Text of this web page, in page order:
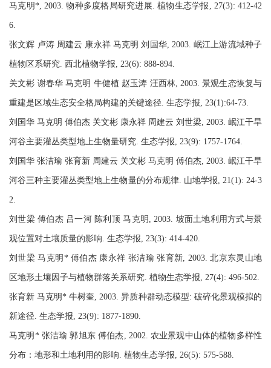
马克明*, 2003. 物种多度格局研究进展. 植物生态学报, 27(3): 412-42
6.
张文辉 卢涛 周建云 康永祥 马克明 刘国华, 2003. 岷江上游流域种子
植物区系研究. 西北植物学报, 23(6): 888-894.
关文彬 谢春华 马克明 牛健植 赵玉涛 汪西林, 2003. 景观生态恢复与
重建是区域生态安全格局构建的关键途径. 生态学报, 23(1):64-73.
刘国华 马克明 傅伯杰 关文彬 康永祥 周建云 刘世梁, 2003. 岷江干旱
河谷主要灌丛类型地上生物量研究. 生态学报, 23(9): 1757-1764.
刘国华 张洁瑜 张育新 周建云 关文彬 马克明 傅伯杰, 2003. 岷江干旱
河谷三种主要灌丛类型地上生物量的分布规律. 山地学报, 21(1): 24-3
2.
刘世梁 傅伯杰 吕一河 陈利顶 马克明, 2003. 坡面土地利用方式与景
观位置对土壤质量的影响. 生态学报, 23(3): 414-420.
刘世梁 马克明* 傅伯杰 康永祥 张洁瑜 张育新, 2003. 北京东灵山地
区地形土壤因子与植物群落关系研究. 植物生态学报, 27(4): 496-502.
张育新 马克明* 牛树奎, 2003. 异质种群动态模型: 破碎化景观模拟的
新途径. 生态学报, 23(9): 1877-1890.
马克明* 张洁瑜 郭旭东 傅伯杰, 2002. 农业景观中山体的植物多样性
分布：地形和土地利用的影响. 植物生态学报, 26(5): 575-588.